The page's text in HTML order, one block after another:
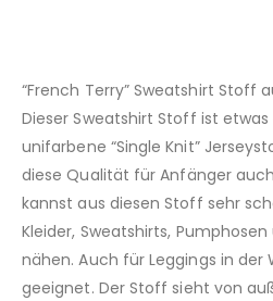
“French Terry” Sweatshirt Stoff
Dieser Sweatshirt Stoff ist
unifarbene “Single Knit”
diese Qualität für Anfänger
kannst aus diesen Stoff sehr
Kleider, Sweatshirts,
nähen. Auch für Leggings in der
geeignet. Der Stoff sieht von